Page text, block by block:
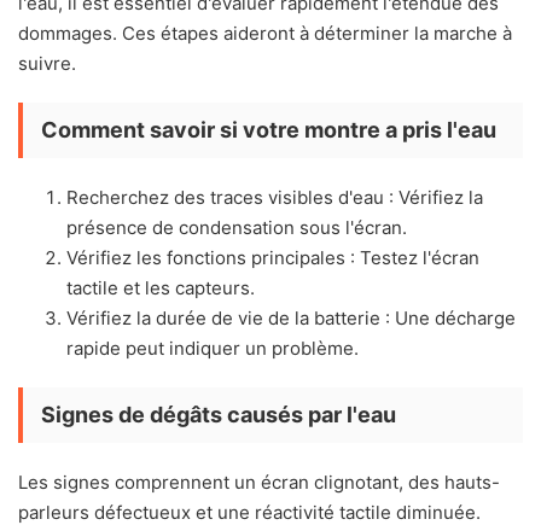
dommages. Ces étapes aideront à déterminer la marche à
suivre.
Comment savoir si votre montre a pris l'eau
Recherchez des traces visibles d'eau : Vérifiez la
présence de condensation sous l'écran.
Vérifiez les fonctions principales : Testez l'écran
tactile et les capteurs.
Vérifiez la durée de vie de la batterie : Une décharge
rapide peut indiquer un problème.
Signes de dégâts causés par l'eau
Les signes comprennent un écran clignotant, des hauts-
parleurs défectueux et une réactivité tactile diminuée.